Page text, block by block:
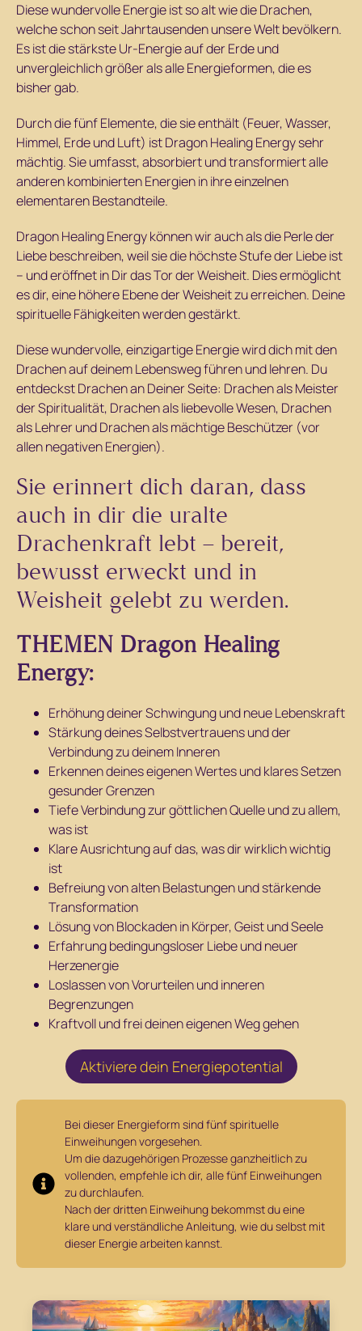
Diese wundervolle Energie ist so alt wie die Drachen,
welche schon seit Jahrtausenden unsere Welt bevölkern.
Es ist die stärkste Ur-Energie auf der Erde und
unvergleichlich größer als alle Energieformen, die es
bisher gab.
Durch die fünf Elemente, die sie enthält (Feuer, Wasser,
Himmel, Erde und Luft) ist Dragon Healing Energy sehr
mächtig. Sie umfasst, absorbiert und transformiert alle
anderen kombinierten Energien in ihre einzelnen
elementaren Bestandteile.
Dragon Healing Energy können wir auch als die Perle der
Liebe beschreiben, weil sie die höchste Stufe der Liebe ist
– und eröffnet in Dir das Tor der Weisheit. Dies ermöglicht
es dir, eine höhere Ebene der Weisheit zu erreichen. Deine
spirituelle Fähigkeiten werden gestärkt.
Diese wundervolle, einzigartige Energie wird dich mit den
Drachen auf deinem Lebensweg führen und lehren. Du
entdeckst Drachen an Deiner Seite: Drachen als Meister
der Spiritualität, Drachen als liebevolle Wesen, Drachen
als Lehrer und Drachen als mächtige Beschützer (vor
allen negativen Energien).
Sie erinnert dich daran, dass
auch in dir die uralte
Drachenkraft lebt – bereit,
bewusst erweckt und in
Weisheit gelebt zu werden.
THEMEN Dragon Healing
Energy:
Erhöhung deiner Schwingung und neue Lebenskraft
Stärkung deines Selbstvertrauens und der
Verbindung zu deinem Inneren
Erkennen deines eigenen Wertes und klares Setzen
gesunder Grenzen
Tiefe Verbindung zur göttlichen Quelle und zu allem,
was ist
Klare Ausrichtung auf das, was dir wirklich wichtig
ist
Befreiung von alten Belastungen und stärkende
Transformation
Lösung von Blockaden in Körper, Geist und Seele
Erfahrung bedingungsloser Liebe und neuer
Herzenergie
Loslassen von Vorurteilen und inneren
Begrenzungen
Kraftvoll und frei deinen eigenen Weg gehen
Aktiviere dein Energiepotential
Bei dieser Energieform sind fünf spirituelle
Einweihungen vorgesehen.
Um die dazugehörigen Prozesse ganzheitlich zu
vollenden, empfehle ich dir, alle fünf Einweihungen
zu durchlaufen.
Nach der dritten Einweihung bekommst du eine
klare und verständliche Anleitung, wie du selbst mit
dieser Energie arbeiten kannst.